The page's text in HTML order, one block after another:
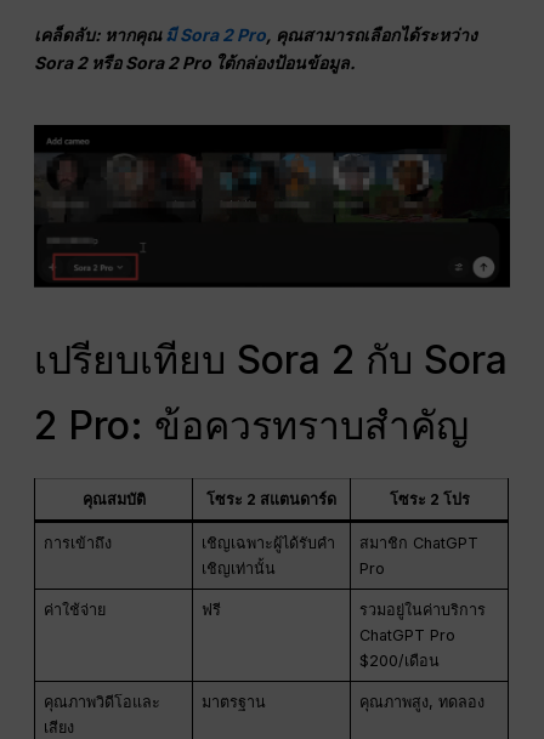
เคล็ดลับ: หากคุณมี Sora 2 Pro, คุณสามารถเลือกได้ระหว่าง
Sora 2 หรือ Sora 2 Pro ใต้กล่องป้อนข้อมูล.
เปรียบเทียบ Sora 2 กับ Sora
2 Pro: ข้อควรทราบสำคัญ
คุณสมบัติ โซระ 2 สแตนดาร์ด โซระ 2 โปร
การเข้าถึง
เชิญเฉพาะผู้ได้รับคำ
เชิญเท่านั้น
สมาชิก ChatGPT
Pro
ค่าใช้จ่าย ฟรี
รวมอยู่ในค่าบริการ
ChatGPT Pro
$200/เดือน
คุณภาพวิดีโอและ
เสียง
มาตรฐาน คุณภาพสูง, ทดลอง